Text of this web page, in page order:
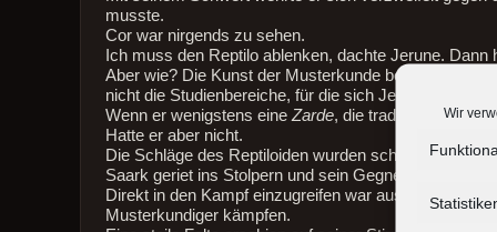
Wir
musste.
Cor war nirgends zu sehen.
Ich muss den Reptilo ablenken, dachte Jerune.
Aber wie? Die Kunst der Musterkunde beschäftigte
nicht die Studienbereiche, für die sich Jerune
Wenn er wenigstens eine Zarde, die traditionelle
Hatte er aber nicht.
Die Schläge des Reptiloiden wurden schneller.
Saark geriet ins Stolpern und sein Gegner drängte ihn
Direkt in den Kampf einzugreifen war
Musterkundiger kämpfen.